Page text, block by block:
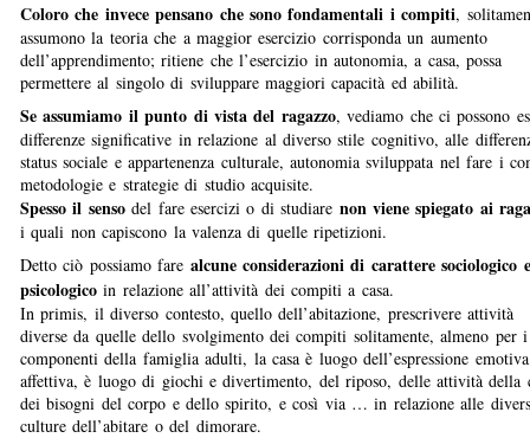
Coloro che invece pensano che sono fondamentali i compiti,
assumono la teoria che a maggior esercizio corrisponda un aumento
dell’apprendimento; ritiene che l’esercizio in autonomia, a casa, possa
permettere al singolo di sviluppare maggiori capacità ed abilità.
Se assumiamo il punto di vista del ragazzo, vediamo che ci possono
differenze significative in relazione al diverso stile cognitivo, alle
status sociale e appartenenza culturale, autonomia sviluppata nel fare i
metodologie e strategie di studio acquisite.
Spesso il sensodel fare esercizi o di studiare non viene spiegato ai
i quali non capiscono la valenza di quelle ripetizioni.
Detto ciò possiamo fare alcune considerazioni di carattere sociologico e
psicologico in relazione all’attività dei compiti a casa.
In primis, il diverso contesto, quello dell’abitazione, prescrivere attività
diverse da quelle dello svolgimento dei compiti solitamente, almeno per i
componenti della famiglia adulti, la casa è luogo dell’espressione
affettiva, è luogo di giochi e divertimento, del riposo, delle attività della
dei bisogni del corpo e dello spirito, e così via … in relazione alle
culture dell’abitare o del dimorare.